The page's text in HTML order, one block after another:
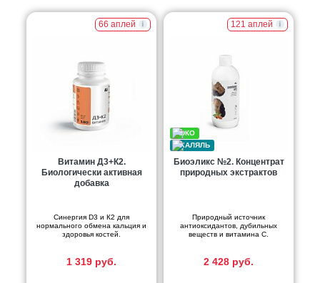
66 аплей
Витамин Д3+К2.
Биологически активная
добавка
Синергия D3 и К2 для
нормального обмена кальция и
здоровья костей.
1 319 руб.
121 аплей
Биоэликс №2. Концентрат
природных экстрактов
Природный источник
антиоксидантов, дубильных
веществ и витамина С.
2 428 руб.